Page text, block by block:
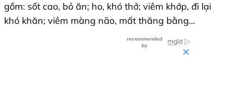
gồm: sốt cao, bỏ ăn; ho, khó thở; viêm khớp, đi lại
khó khăn; viêm màng não, mất thăng bằng…